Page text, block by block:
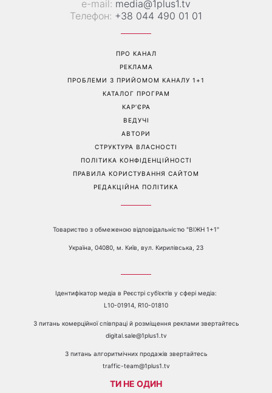
е-mail: media@1plus1.tv
Телефон: +38 044 490 01 01
ПРО КАНАЛ
РЕКЛАМА
ПРОБЛЕМИ З ПРИЙОМОМ КАНАЛУ 1+1
КАТАЛОГ ПРОГРАМ
КАР’ЄРА
ВЕДУЧІ
АВТОРИ
СТРУКТУРА ВЛАСНОСТІ
ПОЛІТИКА КОНФІДЕНЦІЙНОСТІ
ПРАВИЛА КОРИСТУВАННЯ САЙТОМ
РЕДАКЦІЙНА ПОЛІТИКА
Товариство з обмеженою відповідальністю "ВІЖН 1+1"
Україна, 04080, м. Київ, вул. Кирилівська, 23
Ідентифікатор медіа в Реєстрі суб’єктів у сфері медіа:
L10-01914, R10-01810
З питань комерційної співпраці й розміщення реклами звертайтесь
digital.sale@1plus1.tv
З питань алгоритмічних продажів звертайтесь
traffic-team@1plus1.tv
ТИ НЕ ОДИН